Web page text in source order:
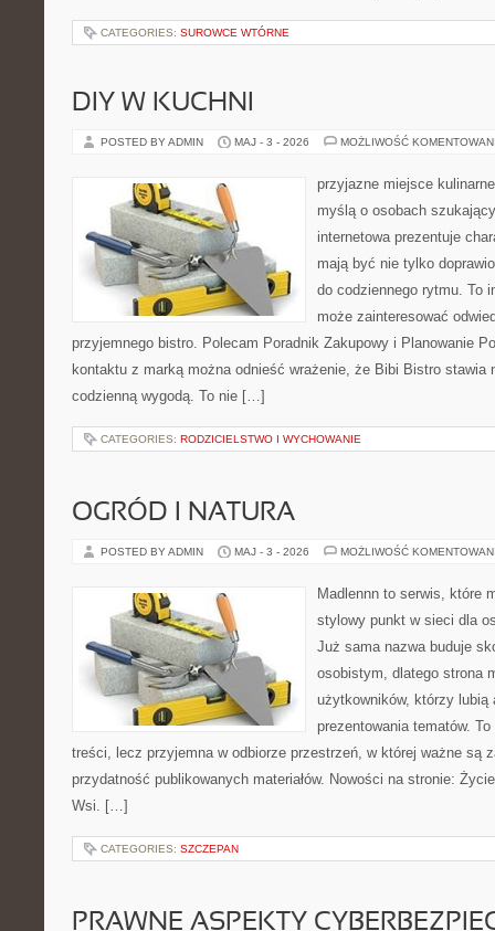
CATEGORIES: SUROWCE WTÓRNE
DIY W KUCHNI
POSTED BY ADMIN MAJ - 3 - 2026 MOŻLIWOŚĆ
przyjazne miejsce
myślą o osobach
internetowa prezentuje
mają być nie tylko
do codziennego rytmu. To
może zainteresować
przyjemnego bistro. Polecam Poradnik Zakupowy i Planowanie
kontaktu z marką można odnieść wrażenie, że Bibi Bistro stawia
codzienną wygodą. To nie […]
CATEGORIES: RODZICIELSTWO I WYCHOWANIE
OGRÓD I NATURA
POSTED BY ADMIN MAJ - 3 - 2026 MOŻLIWOŚĆ
Madlennn to serwis, które
stylowy punkt w sieci dla
Już sama nazwa buduje
osobistym, dlatego strona
użytkowników, którzy lubią
prezentowania tematów.
treści, lecz przyjemna w odbiorze przestrzeń, w której ważne są
przydatność publikowanych materiałów. Nowości na stronie:
Wsi. […]
CATEGORIES: SZCZEPAN
PRAWNE ASPEKTY